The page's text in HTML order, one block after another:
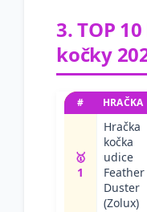
3. TOP
kočky
# HRAČKA
🥇
1
Hračka
kočka
udice
Feather
Duster
(Zolux)